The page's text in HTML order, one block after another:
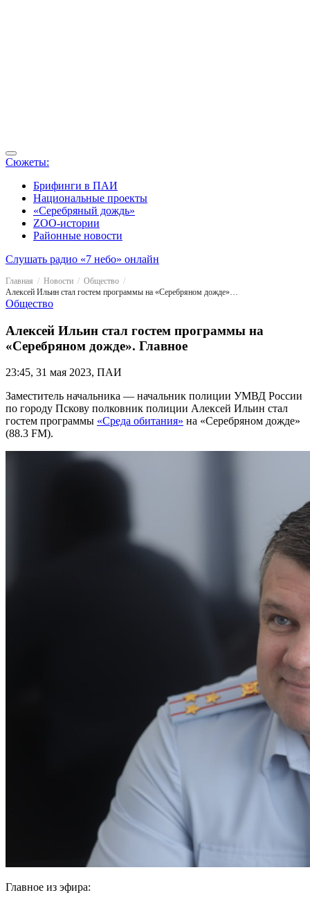
Сюжеты:
Брифинги в ПАИ
Национальные проекты
«Серебряный дождь»
ZOO-истории
Районные новости
Слушать радио «7 небо» онлайн
Главная Новости
Общество
Алексей Ильин стал гостем программы на «Серебряном дожде». Главное
Общество
Алексей Ильин стал гостем программы на
«Серебряном дожде». Главное
23:45, 31 мая 2023, ПАИ
Заместитель начальника — начальник полиции УМВД России
по городу Пскову полковник полиции Алексей Ильин стал
гостем программы «Среда обитания» на «Серебряном дожде»
(88.3 FM).
Главное из эфира: